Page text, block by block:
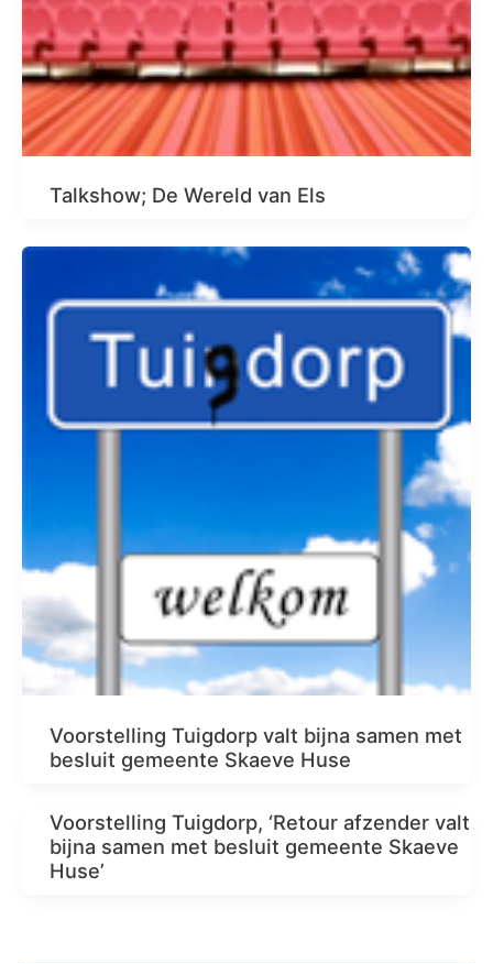
Talkshow; De Wereld van Els
Voorstelling Tuigdorp valt bijna samen met
besluit gemeente Skaeve Huse
Voorstelling Tuigdorp, ‘Retour afzender valt
bijna samen met besluit gemeente Skaeve
Huse’